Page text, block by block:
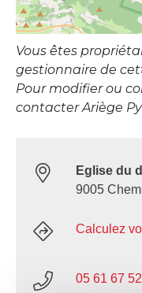
Vous êtes
gestionnaire de
Pour modifier ou
contacter Ariège
Eglise du
9005
Calculez
05 61 67